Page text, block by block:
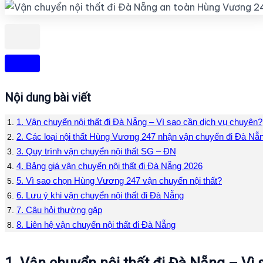
Nội dung bài viết
1. Vận chuyển nội thất đi Đà Nẵng – Vì sao cần dịch vụ chuyên?
2. Các loại nội thất Hùng Vương 247 nhận vận chuyển đi Đà
3. Quy trình vận chuyển nội thất SG – ĐN
4. Bảng giá vận chuyển nội thất đi Đà Nẵng 2026
5. Vì sao chọn Hùng Vương 247 vận chuyển nội thất?
6. Lưu ý khi vận chuyển nội thất đi Đà Nẵng
7. Câu hỏi thường gặp
8. Liên hệ vận chuyển nội thất đi Đà Nẵng